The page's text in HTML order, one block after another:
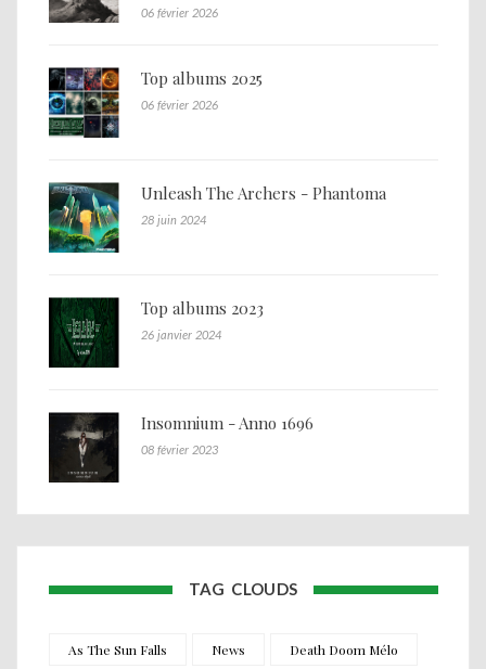
06 février 2026
Top albums 2025
06 février 2026
Unleash The Archers - Phantoma
28 juin 2024
Top albums 2023
26 janvier 2024
Insomnium - Anno 1696
08 février 2023
TAG CLOUDS
As The Sun Falls News Death Doom Mélo